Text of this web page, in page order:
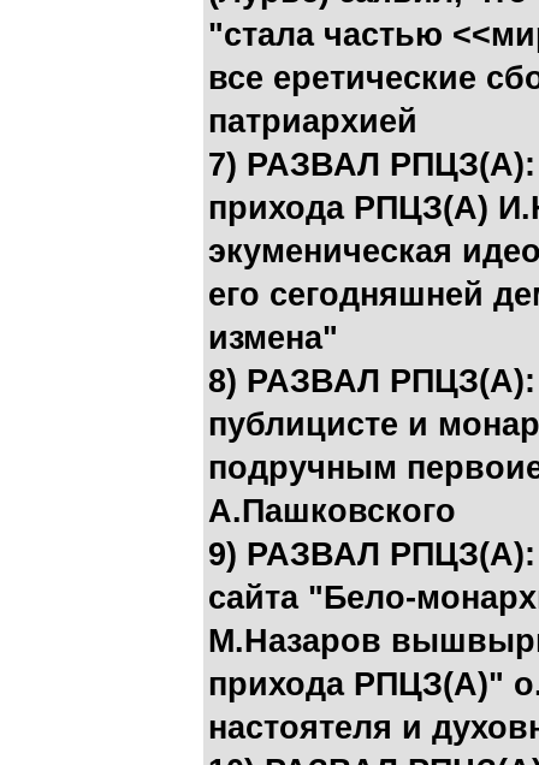
"стала частью
все еретические
патриархией
7) РАЗВАЛ РПЦЗ(А):
прихода РПЦЗ(А)
экуменическая
его сегодняшней
измена"
8) РАЗВАЛ
публицисте и
подручным
А.Пашковского
9) РАЗВАЛ РПЦЗ(А):
сайта "Бело-
М.Назаров
прихода РПЦЗ(А)"
настоятеля и